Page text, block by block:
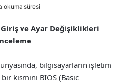
okuma süresi
Giriş ve Ayar Değişiklikleri
bilgisayarların işletim
kısmını BIOS (Basic